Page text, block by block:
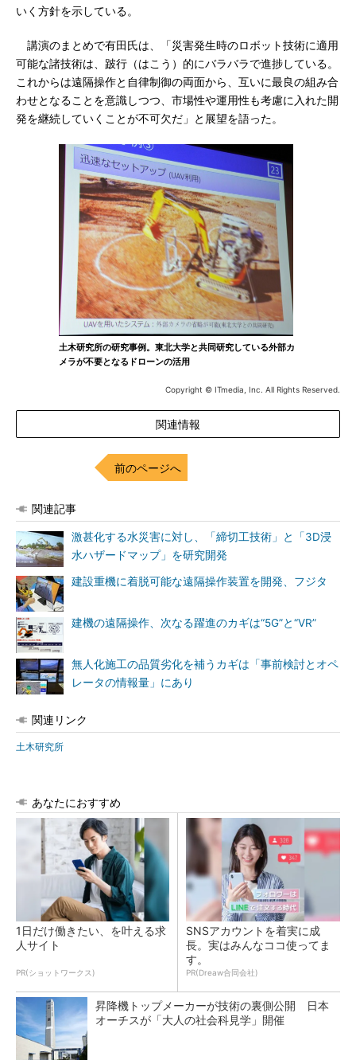
いく方針を示している。
講演のまとめで有田氏は、「災害発生時のロボット技術に適用
可能な諸技術は、跛行（はこう）的にバラバラで進捗している。
これからは遠隔操作と自律制御の両面から、互いに最良の組み合
わせとなることを意識しつつ、市場性や運用性も考慮に入れた開
発を継続していくことが不可欠だ」と展望を語った。
土木研究所の研究事例。東北大学と共同研究している外部カ
メラが不要となるドローンの活用
Copyright © ITmedia, Inc. All Rights Reserved.
関連情報
前のページへ
関連記事
激甚化する水災害に対し、「締切工技術」と「3D浸
水ハザードマップ」を研究開発
建設重機に着脱可能な遠隔操作装置を開発、フジタ
建機の遠隔操作、次なる躍進のカギは“5G”と“VR”
無人化施工の品質劣化を補うカギは「事前検討とオペ
レータの情報量」にあり
関連リンク
土木研究所
あなたにおすすめ
1日だけ働きたい、を叶える求
人サイト
PR(ショットワークス)
SNSアカウントを着実に成
長。実はみんなココ使ってま
す。
PR(Dreaw合同会社)
昇降機トップメーカーが技術の裏側公開 日本
オーチスが「大人の社会科見学」開催